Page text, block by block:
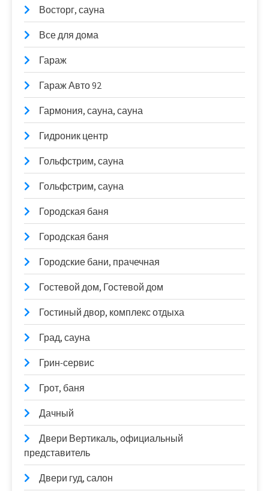
Восторг, сауна
Все для дома
Гараж
Гараж Авто 92
Гармония, сауна, сауна
Гидроник центр
Гольфстрим, сауна
Гольфстрим, сауна
Городская баня
Городская баня
Городские бани, прачечная
Гостевой дом, Гостевой дом
Гостиный двор, комплекс отдыха
Град, сауна
Грин-сервис
Грот, баня
Дачный
Двери Вертикаль, официальный
представитель
Двери гуд, салон